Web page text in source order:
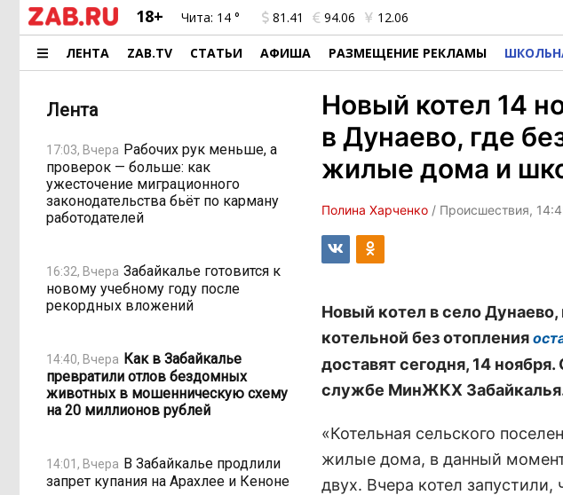
18+ Чита: 14 ° 81.41 94.06 12.06
ЛЕНТА ZAB.TV СТАТЬИ АФИША РАЗМЕЩЕНИЕ РЕКЛАМЫ
Лента
17:03, Вчера Рабочих рук меньше, а
проверок — больше: как
ужесточение миграционного
законодательства бьёт по карману
работодателей
16:32, Вчера Забайкалье готовится к
новому учебному году после
рекордных вложений
14:40, Вчера Как в Забайкалье
превратили отлов бездомных
животных в мошенническую схему
на 20 миллионов рублей
14:01, Вчера В Забайкалье продлили
запрет купания на Арахлее и Кеноне
Новый котел 14
в Дунаево, где
жилые дома и
Полина Харченко / Происшествия,
Новый котел в село Дунаево,
котельной без отопления
доставят сегодня, 14
службе МинЖКХ
«Котельная сельского
жилые дома, в данный
двух. Вчера котел